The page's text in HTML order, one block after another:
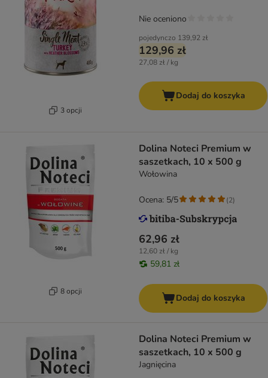
3 opcji
pojedynczo 139,92 zł
129,96 zł
27,08 zł / kg
Nie oceniono
Dodaj do koszyka
8 opcji
Dolina Noteci Premium w
saszetkach, 10 x 500 g
Wołowina
62,96 zł
12,60 zł / kg
59,81 zł
Ocena: 5/5 (2)
Dodaj do koszyka
Dolina Noteci Premium w
saszetkach, 10 x 500 g
Jagnięcina